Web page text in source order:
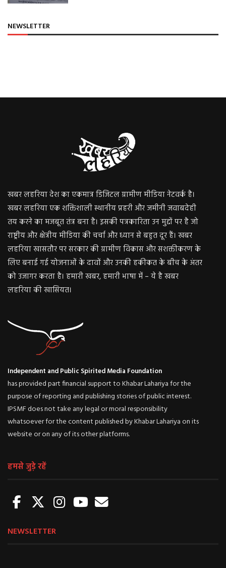
NEWSLETTER
खबर लहरिया देश का एकमात्र डिजिटल ग्रामीण मीडिया नेटवर्क है।
खबर लहरिया एक शक्तिशाली स्थानीय प्रहरी और जमीनी जवाबदेही
तय करने का मजबूत तंत्र बना है। इसकी पत्रकारिता उन मुद्दों पर है जो
राष्ट्रीय और क्षेत्रीय मीडिया की चर्चा और ध्यान से बहुत दूर हैं। खबर
लहरिया खासतौर पर सरकार की ग्रामीण विकास और सशक्तीकरण के
लिए बनाई गई योजनाओं के दावों और उनकी हकीकत के बीच के अंतर
को उजागर करता है। हमारी खबर, हमारी भाषा में – ये है खबर
लहरिया की खासियत।
Independent and Public Spirited Media Foundation
has provided part financial support to Khabar Lahariya for the
purpose of reporting and publishing stories of public interest.
IPSMF does not take any legal or moral responsibility
whatsoever for the content published by Khabar Lahariya on its
website or on any of its other platforms.
हमसे जुड़े रहें
NEWSLETTER